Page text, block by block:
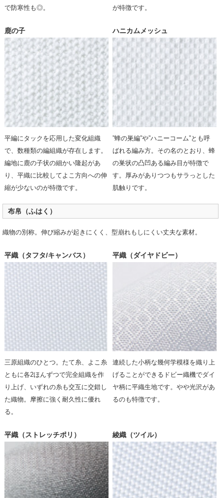
で防寒性も◎。
が特徴です。
鹿の子
平編にタックを応用した変化組織
で、数種類の編組織が存在します。
編地に鹿の子状の細かい隆起があ
り、平織に比較してよこ方向への伸
縮が少ないのが特徴です。
ハニカムメッシュ
”蜂の巣編”や”ハニーコーム”とも呼
ばれる編み方。その名のとおり、蜂
の巣状の凸凹ある編み目が特徴で
す。厚みがありつつもサラっとした
肌触りです。
布帛（ふはく）
織物の別称。伸び縮みが起きにくく、型崩れもしにくい丈夫な素材。
平織（タフタ/キャンバス）
三原組織のひとつ。たて糸、よこ糸
ともに各2ほんずつで完全組織を作
り上げ、いずれの糸も交互に交錯し
た織物。摩擦に強く耐久性に優れ
る。
平織（ダイヤドビー）
連続した小柄な幾何学模様を織り上
げることができるドビー織機でダイ
ヤ柄に平織生地です。やや光沢があ
るのも特徴です。
平織（ストレッチポリ） 綾織（ツイル）